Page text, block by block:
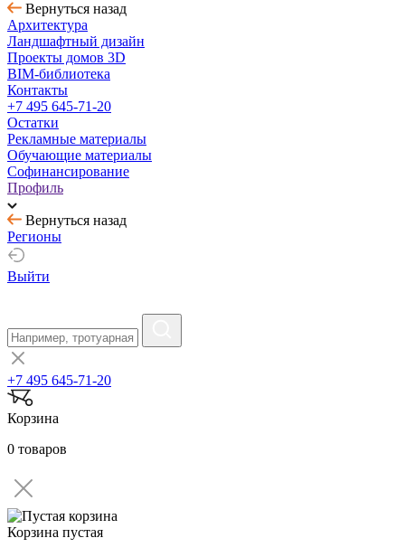
Вернуться назад
Архитектура
Ландшафтный дизайн
Проекты домов 3D
BIM-библиотека
Контакты
+7 495 645-71-20
Остатки
Рекламные материалы
Обучающие материалы
Софинансирование
Профиль
Вернуться назад
Регионы
Выйти
+7 495 645-71-20
Корзина
0 товаров
Корзина пустая